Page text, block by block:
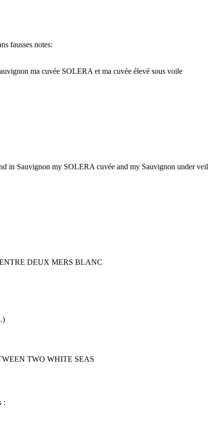
fausses notes:
ma cuvée SOLERA et ma cuvée élevé sous voile
in Sauvignon my SOLERA cuvée and my Sauvignon under veil
DEUX MERS BLANC
TWO WHITE SEAS
: